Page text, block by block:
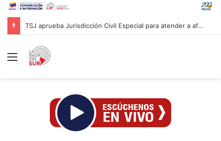
TSJ aprueba Jurisdicción Civil Especial para atender a afectados por sismos en Venezuela
Menú